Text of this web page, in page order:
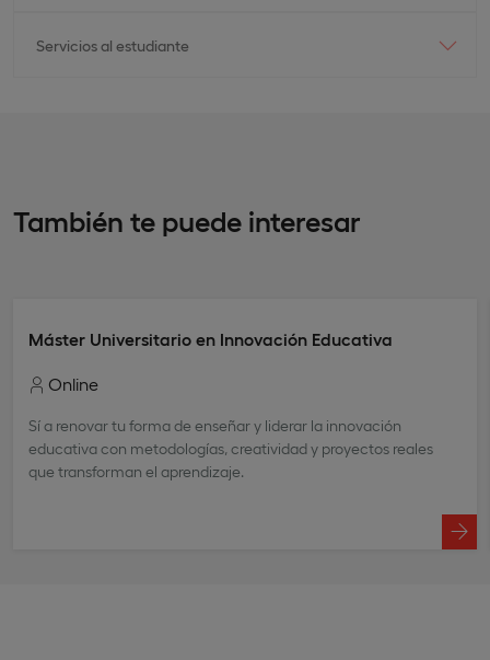
Servicios al estudiante
También te puede interesar
Máster Universitario en Innovación Educativa
Online
Sí a renovar tu forma de enseñar y liderar la innovación
educativa con metodologías, creatividad y proyectos reales
que transforman el aprendizaje.